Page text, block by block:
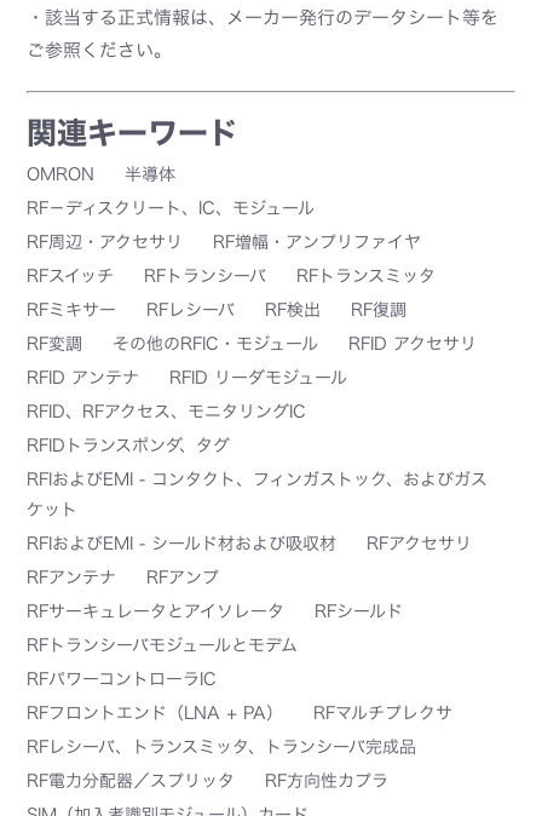
・該当する正式情報は、メーカー発行のデータシート等を
ご参照ください。
関連キーワード
OMRON
半導体
RF－ディスクリート、IC、モジュール
RF周辺・アクセサリ
RF増幅・アンプリファイヤ
RFスイッチ
RFトランシーバ
RFトランスミッタ
RFミキサー
RFレシーバ RF検出
RF復調
RF変調
その他のRFIC・モジュール
RFID アクセサリ
RFID アンテナ
RFID リーダモジュール
RFID、RFアクセス、モニタリングIC
RFIDトランスポンダ、タグ
RFIおよびEMI - コンタクト、フィンガストック、およびガス
ケット
RFIおよびEMI - シールド材および吸収材
RFアクセサリ
RFアンテナ
RFアンプ
RFサーキュレータとアイソレータ
RFシールド
RFトランシーバモジュールとモデム
RFパワーコントローラIC
RFフロントエンド（LNA + PA）
RFマルチプレクサ
RFレシーバ、トランスミッタ、トランシーバ完成品
RF電力分配器／スプリッタ
RF方向性カプラ